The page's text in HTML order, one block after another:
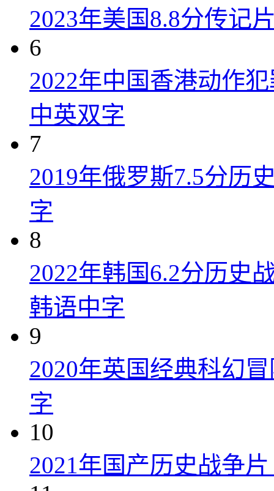
2023年美国8.8分传记
6
2022年中国香港动作
中英双字
7
2019年俄罗斯7.5分历
字
8
2022年韩国6.2分历史
韩语中字
9
2020年英国经典科幻
字
10
2021年国产历史战争